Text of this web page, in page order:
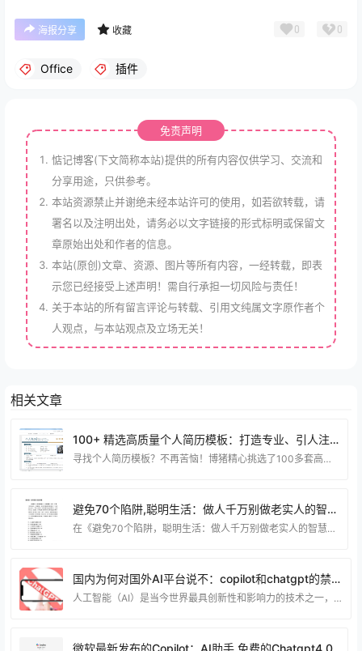
海报分享 收藏 0 0
Office 插件
免责声明
惦记博客(下文简称本站)提供的所有内容仅供学习、交流和
分享用途，只供参考。
本站资源禁止并谢绝未经本站许可的使用，如若欲转载，请
署名以及注明出处，请务必以文字链接的形式标明或保留文
章原始出处和作者的信息。
本站(原创)文章、资源、图片等所有内容，一经转载，即表
示您已经接受上述声明！需自行承担一切风险与责任！
关于本站的所有留言评论与转载、引用文纯属文字原作者个
人观点，与本站观点及立场无关！
相关文章
100+ 精选高质量个人简历模板：打造专业、引人注目的简历！
寻找个人简历模板？不再苦恼！博猪精心挑选了100多套高质量的模板，为您提供无限可能。无论您是刚毕业的应届生，还是经验丰富的职场精英，这些模板都能帮助您打造出令人印象深刻的简历。 从传统到现代，从简约到创意，我们的模板涵盖了各种风格和行业。无论您是在寻找传统职业还是潜在的创意领域，我们都有适合您的模板。每个模板都经过精心设计，保证了专业性和视觉吸引力的完美结合。 选择这些模板，您将获得一个个性化的简历，突出您的专业技能和独特魅力，让您在求职市场中脱颖而出。不再局限于传统的简历模式，让您的简历成为HR眼中的亮点，为您的
避免70个陷阱,聪明生活：做人千万别做老实人的智慧之路.Pdf
在《避免70个陷阱，聪明生活：做人千万别做老实人的智慧之路》中，我们将揭示避免陷阱的70个关键要点，为您指引一条聪明生活的道路。这书籍深入剖析，不仅教会您在人生旅途中规避困境，还分享了不做老实人的智慧之道。通过这本书，您将获得实用的智慧，助您在各种情境下做出明智而聪明的选择，为自己创造更加成功和幸福的生活。 资源下载 下载权限查看 ￥ 免费下载 评论并刷新后下载 登录后下载 查看演示 {{attr.name}}： 您当前的等级为 登录后免费下载登录 小黑屋反思中，不准下载！ 评论后刷新页面下载评论 支付￥以后下载
国内为何对国外AI平台说不：copilot和chatgpt的禁用背后的原因
人工智能（AI）是当今世界最具创新性和影响力的技术之一，它正在改变着各个领域和行业的发展。然而，AI技术的发展也带来了一系列的挑战和风险，比如数据安全、隐私保护、伦理道德、社会公平等。为了促进AI技术的健康发展和规范应用，不同国家和地区都制定了相应的政策和法规，以保障AI技术的安全、可信、可控。 国内作为AI技术的重要参与者和推动者，也高度重视AI技术的监管和管理，尤其是对于生成式AI技术，即利用大规模的数据和算力，通过深度学习的方法，生成各种类型的内容，如文本、图像、音频、视频等。生成式AI技术具有强大的创造力和
微软最新发布的Copilot：AI助手,免费的Chatgpt4.0